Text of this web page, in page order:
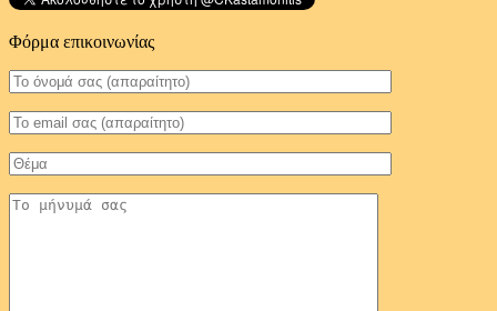
Φόρμα επικοινωνίας